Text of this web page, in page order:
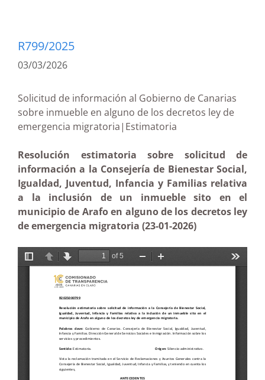
R799/2025
03/03/2026
Solicitud de información al Gobierno de Canarias
sobre inmueble en alguno de los decretos ley de
emergencia migratoria|Estimatoria
Resolución estimatoria sobre solicitud de
información a la Consejería de Bienestar Social,
Igualdad, Juventud, Infancia y Familias relativa
a la inclusión de un inmueble sito en el
municipio de Arafo en alguno de los decretos ley
de emergencia migratoria (23-01-2026)